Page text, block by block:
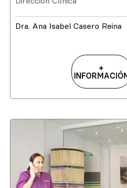
Dra. Ana Isabel Casero Reina
+